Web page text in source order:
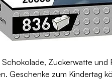
Zuckerwatte
Geschenke zum Kindertag